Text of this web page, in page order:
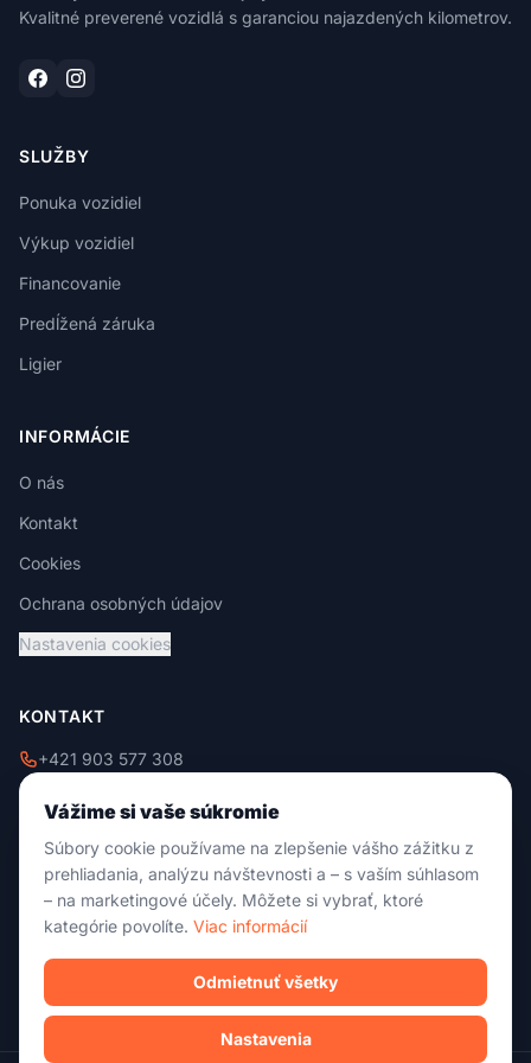
Kvalitné preverené vozidlá s garanciou najazdených kilometrov.
SLUŽBY
Ponuka vozidiel
Výkup vozidiel
Financovanie
Predĺžená záruka
Ligier
INFORMÁCIE
O nás
Kontakt
Cookies
Ochrana osobných údajov
Nastavenia cookies
KONTAKT
+421 903 577 308
Zvolenská cesta 46
974 05 Banská Bystrica
Po-Pia: 09:00 - 18:00
So: 09:00 - 13:00
Vážime si vaše súkromie
Súbory cookie používame na zlepšenie vášho zážitku z
prehliadania, analýzu návštevnosti a – s vaším súhlasom
– na marketingové účely. Môžete si vybrať, ktoré
kategórie povolíte. Viac informácií
Odmietnuť všetky
Nastavenia